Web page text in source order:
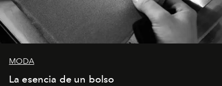
MODA
La esencia de un bolso